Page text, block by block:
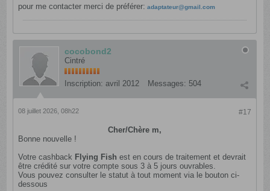
pour me contacter merci de préférer: adaptateur@gmail.com
cocobond2
Cintré
Inscription: avril 2012 Messages: 504
#17
08 juillet 2026, 08h22
Cher/Chère m,
Bonne nouvelle !
Votre cashback Flying Fish est en cours de traitement et devrait
être crédité sur votre compte sous 3 à 5 jours ouvrables.
Vous pouvez consulter le statut à tout moment via le bouton ci-
dessous